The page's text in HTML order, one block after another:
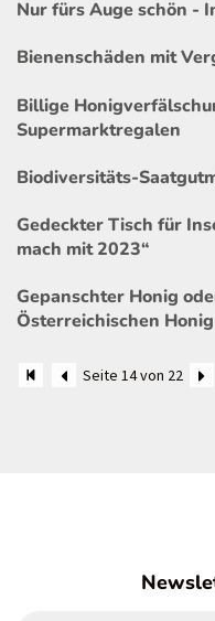
Nur fürs Auge schön -
Bienenschäden mit
Billige
Supermarktregalen
Biodiversitäts-
Gedeckter Tisch für
mach mit 2023“
Gepanschter Honig
Österreichischen
Seite 14 von 22